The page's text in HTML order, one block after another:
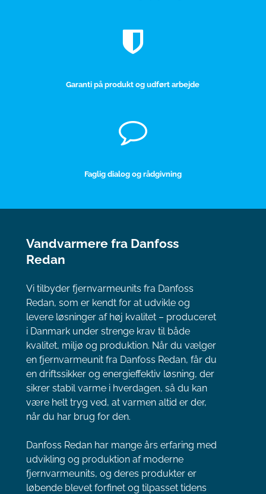
Garanti på produkt og udført arbejde
Faglig dialog og rådgivning
Vandvarmere fra Danfoss
Redan
Vi tilbyder fjernvarmeunits fra Danfoss
Redan, som er kendt for at udvikle og
levere løsninger af høj kvalitet – produceret
i Danmark under strenge krav til både
kvalitet, miljø og produktion. Når du vælger
en fjernvarmeunit fra Danfoss Redan, får du
en driftssikker og energieffektiv løsning, der
sikrer stabil varme i hverdagen, så du kan
være helt tryg ved, at varmen altid er der,
når du har brug for den.
Danfoss Redan har mange års erfaring med
udvikling og produktion af moderne
fjernvarmeunits, og deres produkter er
løbende blevet forfinet og tilpasset tidens